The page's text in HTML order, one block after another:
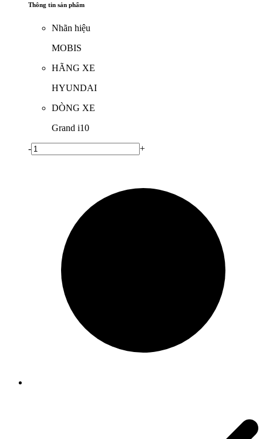
Thông tin sản phẩm
Nhãn hiệu
MOBIS
HÃNG XE
HYUNDAI
DÒNG XE
Grand i10
- +